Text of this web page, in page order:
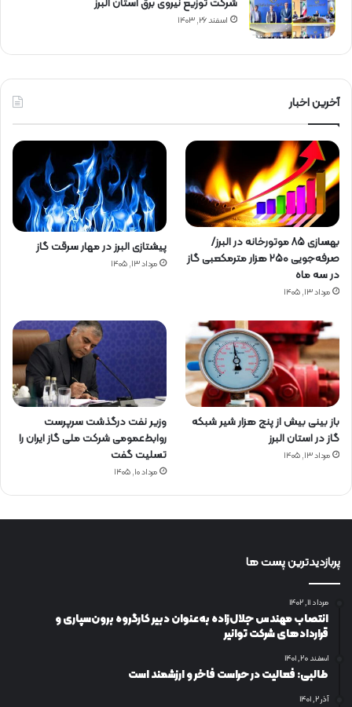
شركت توزیع نیروی برق استان البرز
اسفند ۲۶, ۱۴۰۳
آخرین اخبار
بهسازی ۸۵ موتورخانه در البرز/
صرفه‌جویی ۲۵۰ هزار مترمکعبی گاز
در سه ماه
مرداد ۱۳, ۱۴۰۵
پیشتازی البرز در مهار سرقت گاز
مرداد ۱۳, ۱۴۰۵
باز بینی بیش از پنج هزار شیر شبکه
گاز در استان البرز
مرداد ۱۳, ۱۴۰۵
وزیر نفت درگذشت سرپرست
روابط‌عمومی شرکت ملی گاز ایران را
تسلیت گفت
مرداد ۱۰, ۱۴۰۵
پربازدیدترین پست ها
مرداد ۱۱, ۱۴۰۲
انتصاب مهندس جلال‌زاده به‌عنوان دبیر كارگروه برون‌سپاری و
قراردادهای شركت توانیر
اسفند ۲۰, ۱۴۰۱
طالبی: فعالیت در حراست فاخر و ارزشمند است
آذر ۲, ۱۴۰۱